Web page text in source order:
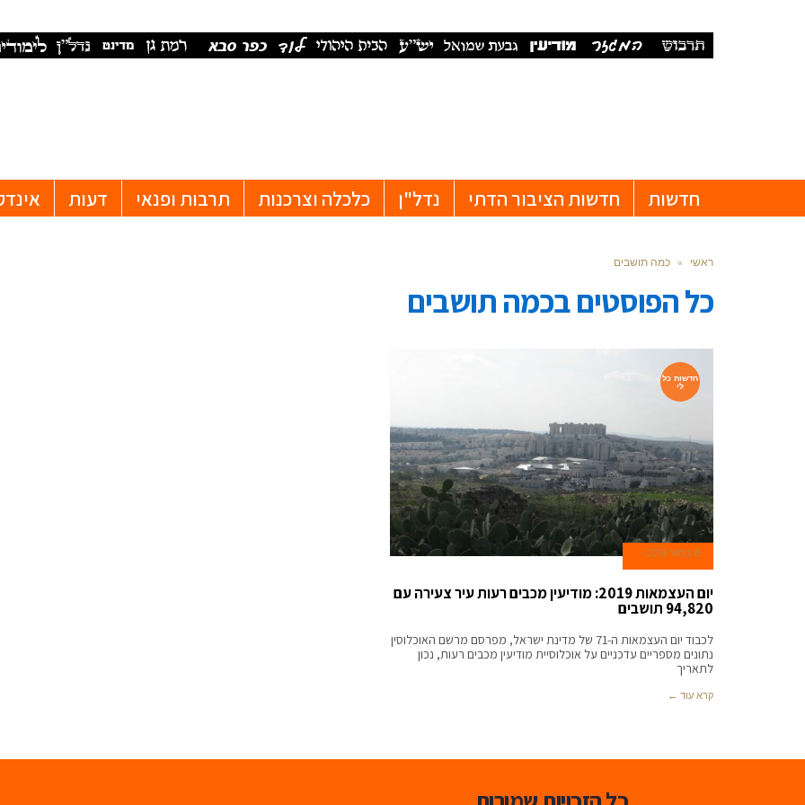
חדשות חדשות הציבור הדתי נדל"ן כלכלה וצרכנות תרבות ופנאי דעות
ראשי » כמה תושבים
כל הפוסטים בכמה תושבים
חדשות כל
לי
8 במאי 2019
יום העצמאות 2019: מודיעין מכבים רעות עיר צעירה עם
94,820 תושבים
לכבוד יום העצמאות ה-71 של מדינת ישראל, מפרסם מרשם האוכלוסין
נתונים מספריים עדכניים על אוכלוסיית מודיעין מכבים רעות, נכון
לתאריך
קרא עוד ←